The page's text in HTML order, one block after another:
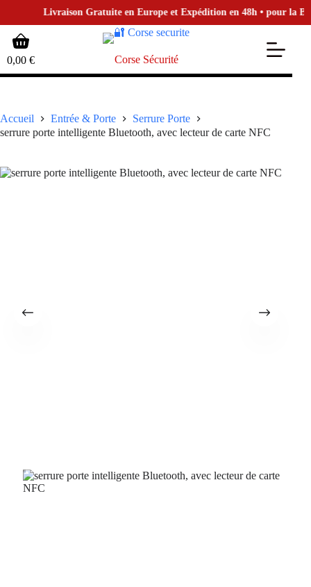
Livraison Gratuite en Europe et Expédition en 48h • pour la
contenu
Panier
d’achat
0,00 € Corse Sécurité
Accueil Entrée & Porte
Serrure Porte
serrure porte intelligente Bluetooth, avec lecteur de carte NFC